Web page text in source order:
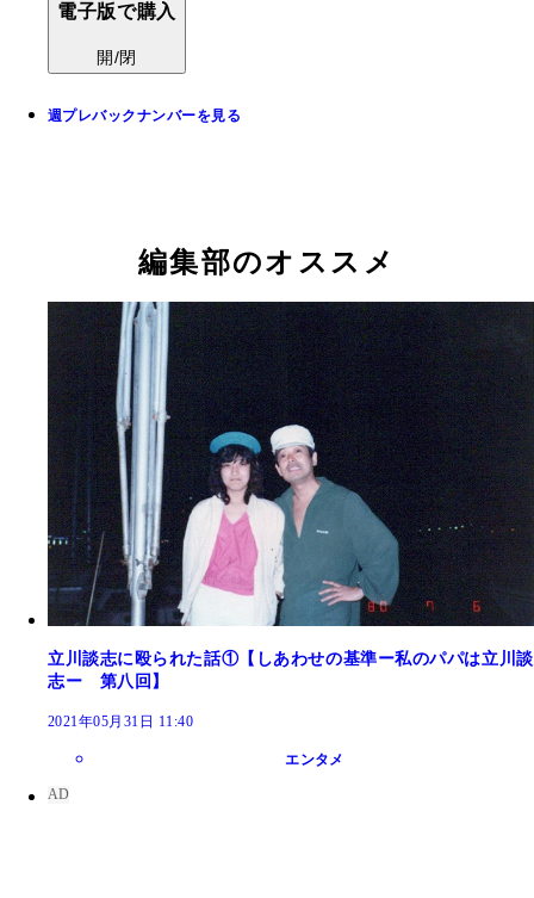
電子版で購入
開/閉
週プレバックナンバーを見る
編集部のオススメ
立川談志に殴られた話①【しあわせの基準ー私のパパは立川談
志ー 第八回】
2021年05月31日 11:40
エンタメ